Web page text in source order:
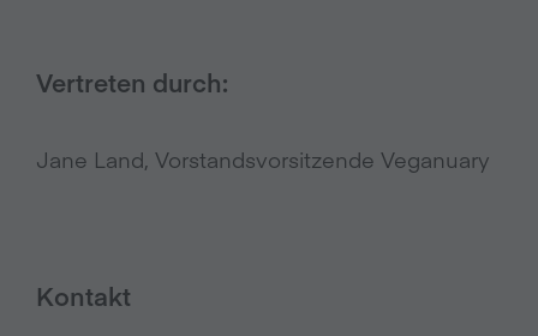
Vertreten durch:
Jane Land, Vorstandsvorsitzende Veganuary
Kontakt